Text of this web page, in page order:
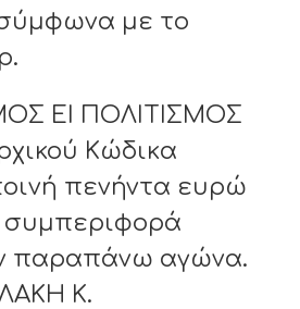
με το
ΕΙ ΠΟΛΙΤΙΣΜΟΣ
Κώδικα
πενήντα ευρώ
συμπεριφορά
παραπάνω αγώνα.
Κ.